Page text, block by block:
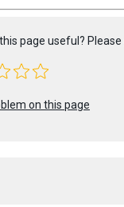
page useful?
on this page